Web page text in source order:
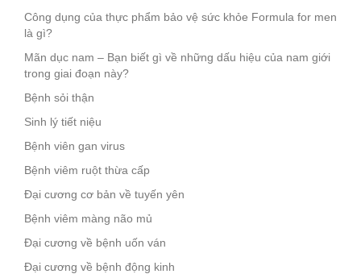
Công dụng của thực phẩm bảo vệ sức khỏe Formula for men
là gì?
Mãn dục nam – Bạn biết gì về những dấu hiệu của nam giới
trong giai đoạn này?
Bệnh sỏi thận
Sinh lý tiết niệu
Bệnh viên gan virus
Bệnh viêm ruột thừa cấp
Đại cương cơ bản về tuyến yên
Bệnh viêm màng não mủ
Đại cương về bệnh uốn ván
Đại cương về bệnh động kinh